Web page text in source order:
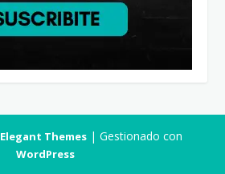
Elegant Themes| Gestionado con
WordPress